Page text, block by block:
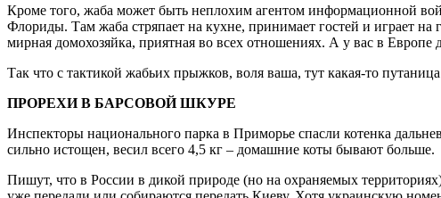
Кроме того, жаба может быть неплохим агентом информационной
Флориды. Там жаба стряпает на кухне, принимает гостей и играет
мирная домохозяйка, приятная во всех отношениях. А у вас в Европе
Так что с тактикой жабьих прыжков, воля ваша, тут какая-то
ПРОРЕХИ В БАРСОВОЙ ШКУРЕ
Инспекторы национального парка в Приморье спасли котенка
сильно истощен, весил всего 4,5 кг – домашние коты бывают больше.
Пишут, что в России в дикой природе (но на охраняемых